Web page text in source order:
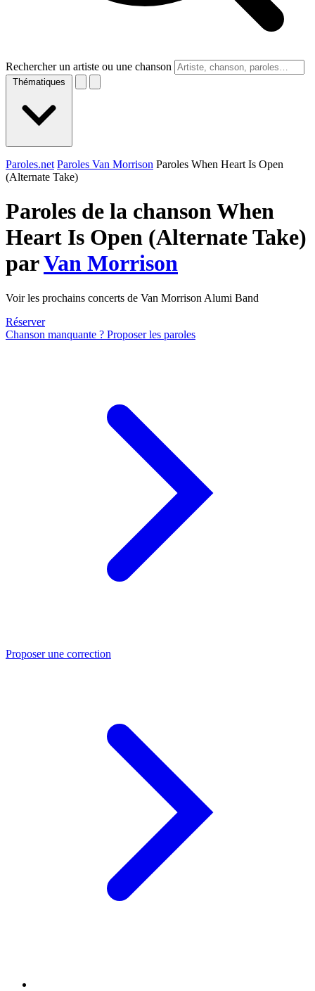
Rechercher un artiste ou une chanson
Thématiques
Paroles.net Paroles Van Morrison Paroles When Heart Is Open
(Alternate Take)
Paroles de la chanson When
Heart Is Open (Alternate Take)
parVan Morrison
Voir les prochains concerts de Van Morrison Alumi Band
Réserver
Chanson manquante ? Proposer les paroles
Proposer une correction